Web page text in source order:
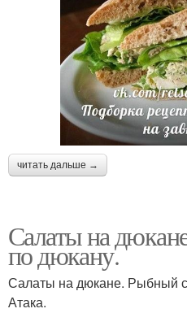
читать дальше →
Салаты на
по дюкану.
Салаты на дюкане. Рыбный
Атака.